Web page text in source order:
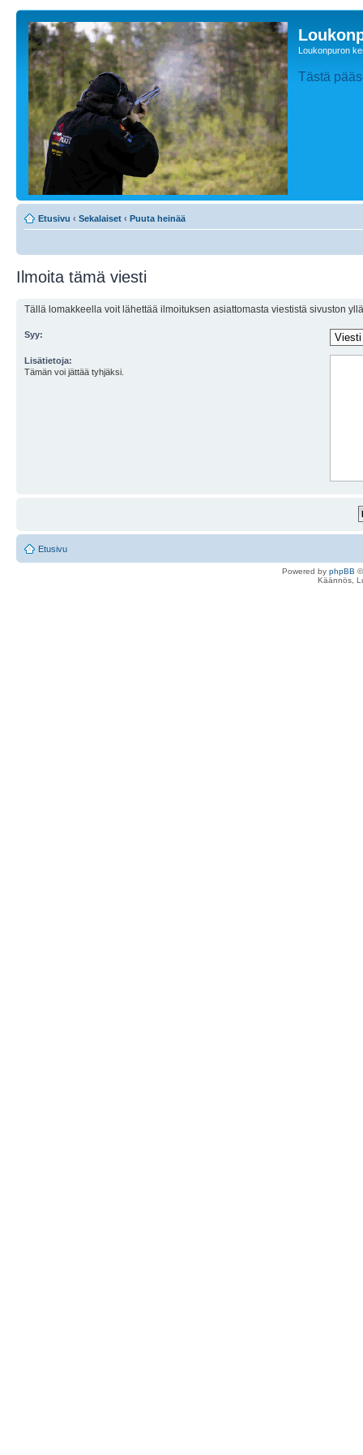
Loukonpuron
Tästä
Etusivu ‹ Sekalaiset ‹ Puuta heinää
Ilmoita tämä viesti
Tällä lomakkeella voit lähettää ilmoituksen asiattomasta viestistä sivuston
Syy:
Lisätietoja:
Tämän voi jättää tyhjäksi.
Etusivu
Powered by phpBB
Käännös,